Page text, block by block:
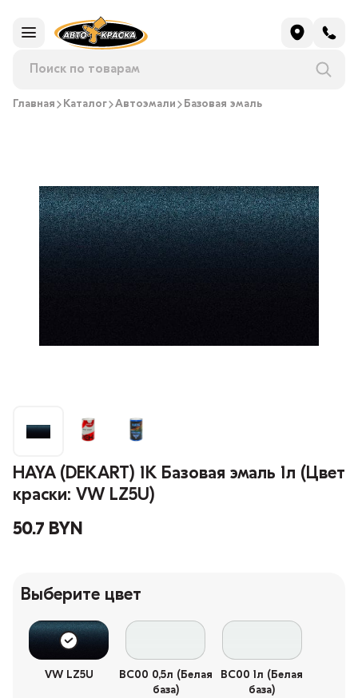
Главная Каталог Автоэмали Базовая эмаль
HAYA (DEKART) 1К Базовая эмаль 1л (Цвет
краски: VW LZ5U)
50.7 BYN
Выберите цвет
VW LZ5U
BC00 0,5л (Белая
база)
BC00 1л (Белая
база)